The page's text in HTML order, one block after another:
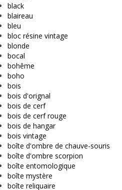
black
blaireau
bleu
bloc résine vintage
blonde
bocal
bohême
boho
bois
bois d'orignal
bois de cerf
bois de cerf rouge
bois de hangar
bois vintage
boîte d'ombre de chauve-souris
boîte d'ombre scorpion
boîte entomologique
boîte mystère
boîte reliquaire